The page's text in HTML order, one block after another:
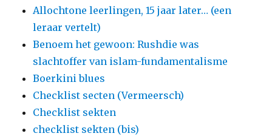
Allochtone leerlingen, 15 jaar later… (een
leraar vertelt)
Benoem het gewoon: Rushdie was
slachtoffer van islam-fundamentalisme
Boerkini blues
Checklist secten (Vermeersch)
Checklist sekten
checklist sekten (bis)